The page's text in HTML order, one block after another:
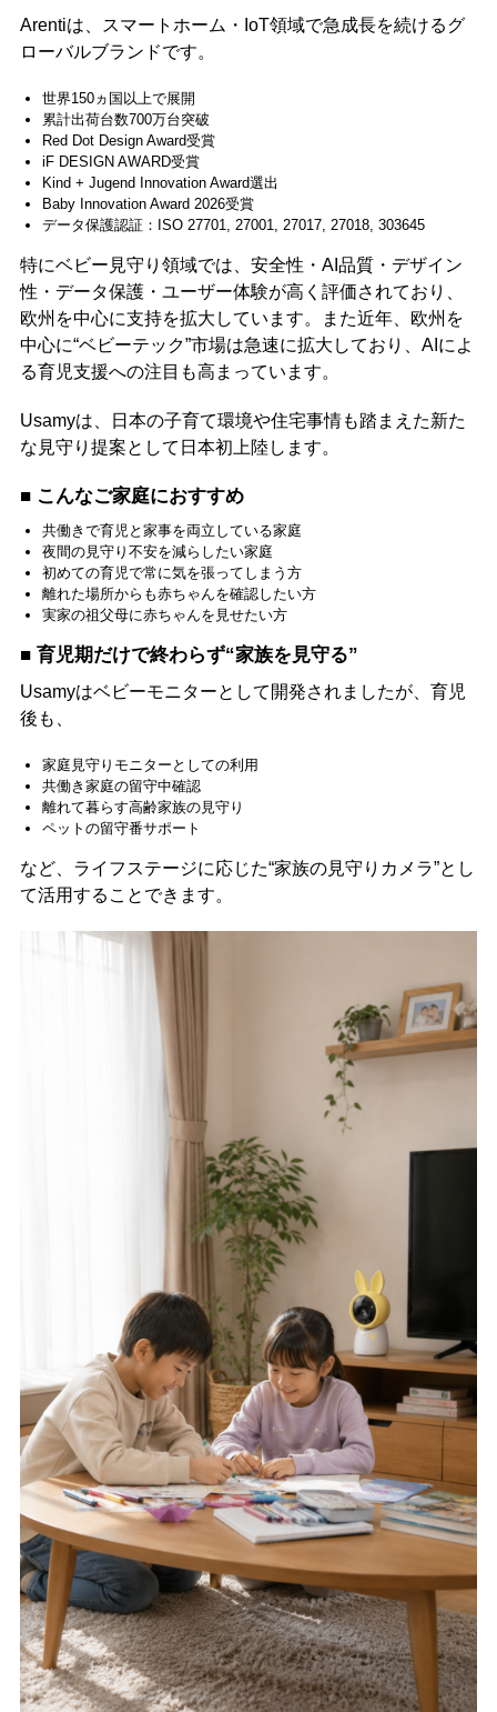
Arentiは、スマートホーム・IoT領域で急成長を続けるグ
ローバルブランドです。
世界150ヵ国以上で展開
累計出荷台数700万台突破
Red Dot Design Award受賞
iF DESIGN AWARD受賞
Kind + Jugend Innovation Award選出
Baby Innovation Award 2026受賞
データ保護認証：ISO 27701, 27001, 27017, 27018, 303645
特にベビー見守り領域では、安全性・AI品質・デザイン
性・データ保護・ユーザー体験が高く評価されており、
欧州を中心に支持を拡大しています。また近年、欧州を
中心に“ベビーテック”市場は急速に拡大しており、AIによ
る育児支援への注目も高まっています。
Usamyは、日本の子育て環境や住宅事情も踏まえた新た
な見守り提案として日本初上陸します。
■ こんなご家庭におすすめ
共働きで育児と家事を両立している家庭
夜間の見守り不安を減らしたい家庭
初めての育児で常に気を張ってしまう方
離れた場所からも赤ちゃんを確認したい方
実家の祖父母に赤ちゃんを見せたい方
■ 育児期だけで終わらず“家族を見守る”
Usamyはベビーモニターとして開発されましたが、育児
後も、
家庭見守りモニターとしての利用
共働き家庭の留守中確認
離れて暮らす高齢家族の見守り
ペットの留守番サポート
など、ライフステージに応じた“家族の見守りカメラ”とし
て活用することできます。